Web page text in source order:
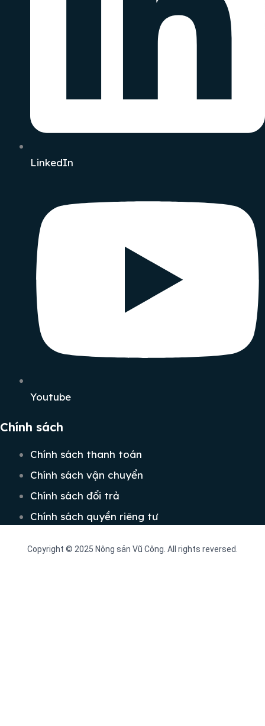
LinkedIn
Youtube
Chính sách
Chính sách thanh toán
Chính sách vận chuyển
Chính sách đổi trả
Chính sách quyền riêng tư
Copyright © 2025 Nông sản Vũ Công. All rights reversed.